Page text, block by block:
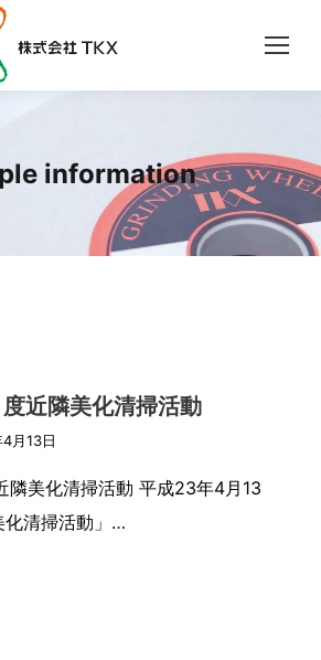
information
近隣美化清掃活動
4月13日
隣美化清掃活動 平成23年4月13
清掃活動」…